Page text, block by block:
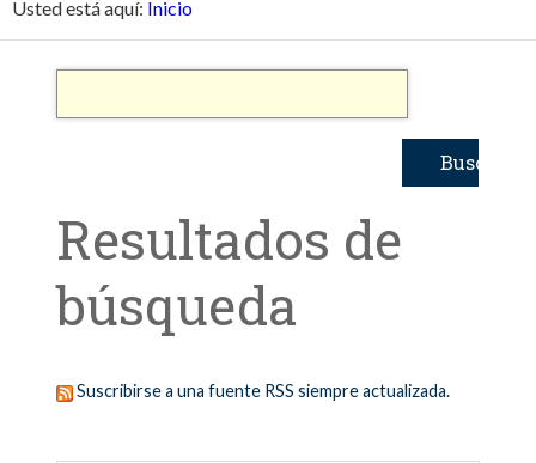
Usted está aquí: Inicio
Resultados de
búsqueda
Suscribirse a una fuente RSS siempre actualizada.